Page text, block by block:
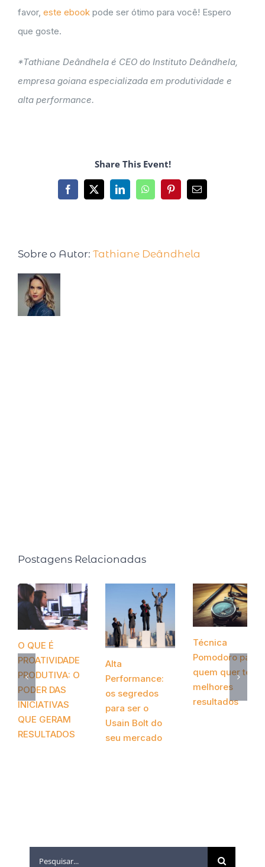
favor, este ebook pode ser ótimo para você! Espero
que goste.
*Tathiane Deândhela é CEO do Instituto Deândhela,
empresa goiana especializada em produtividade e
alta performance.
Share This Event!
Sobre o Autor: Tathiane Deândhela
Postagens Relacionadas
O QUE É
PROATIVIDADE
PRODUTIVA: O
PODER DAS
INICIATIVAS
QUE GERAM
RESULTADOS
Alta
Performance:
os segredos
para ser o
Usain Bolt do
seu mercado
Técnica
Pomodoro para
quem quer ter
melhores
resultados